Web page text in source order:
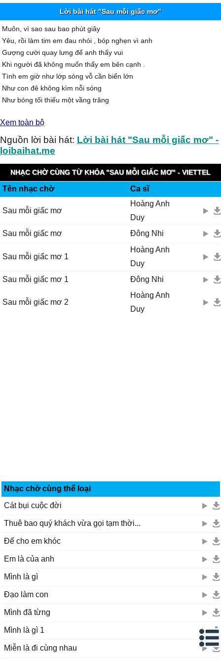
Lời bài hát "Sau mỗi giấc mơ"
Muôn, vì sao sau bao phút giây
Yêu, rồi làm tim em đau nhói , bóp nghẹn vì anh
Gượng cười quay lưng để anh thấy vui
Khi người đã không muốn thấy em bên cạnh .
Tình em giờ như lớp sóng vỗ cần biển lớn
Như con đê không kìm nỗi sóng
Như bóng tối thiếu một vầng trăng
Tìm giây phút ấm áp lúc siết chặt vòng tay
Đôi vai anh nâng nhẹ mái tóc mềm
Xin cho em niền tin để em bước qua.
Giọt lệ sầu của em rơi rớt theo chân anh
Một nỗi nhớ dâng tràn, giờ đây...
Thành vết thương của con tim sau đêm giông bão
Nhìn lại ngày khoảnh khắc em đứng chơ vơ
Khi anh xua đôi tay đang với níu lấy tình yêu...dâng trong nỗi nhớ
Chợt nhận ra sau mỗi giấc mơ là nước mắt
Nước mắt cứ thế vẫn mãi tuôn tràn mi
Để em ngủ sâu, mãi mãi được gần bên anh.
Xem toàn bộ
Nguồn lời bài hát: Lời bài hát "Sau mỗi giấc mơ" -
loibaihat.me
NHẠC CHỜ CÙNG TỪ KHÓA "SAU MỖI GIẤC MƠ" - VIETTEL
Tên nhạc chờ Ca sĩ
Sau mỗi giấc mơ
Hoàng Anh
Duy
Sau mỗi giấc mơ
Đông Nhi
Sau mỗi giấc mơ 1
Hoàng Anh
Duy
Sau mỗi giấc mơ 1
Đông Nhi
Sau mỗi giấc mơ 2
Hoàng Anh
Duy
Nhạc chờ cùng thể loại
Cát bụi cuộc đời
Thuê bao quý khách vừa gọi tạm thời...
Để cho em khóc
Em là của anh
Mình là gì
Đạo làm con
Mình đã từng
Mình là gì 1
Miễn là đi cùng nhau